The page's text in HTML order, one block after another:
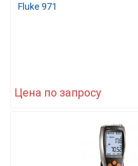
Fluke 971
Цена по запросу